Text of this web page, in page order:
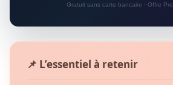
Gratuit sans carte bancaire · Offre
📌 L’essentiel à retenir